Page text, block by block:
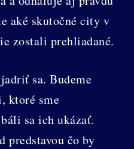
aké skutočné city v
zostali prehliadané.
sa. Budeme
ktoré sme
sa ich ukázať.
predstavou čo by